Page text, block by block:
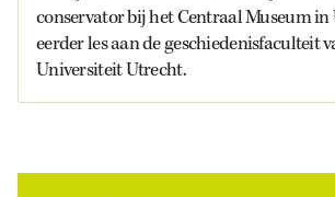
conservator bij het Centraal Museum in
eerder les aan de geschiedenisfaculteit
Universiteit Utrecht.